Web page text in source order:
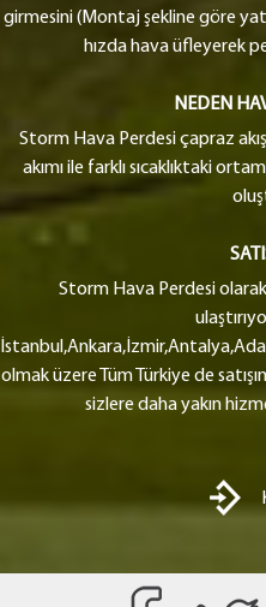
girmesini (Montaj şekline göre
hızda hava üfleyerek
NEDEN
Storm Hava Perdesi çapraz
akımı ile farklı sıcaklıktaki
Storm Hava Perdesi
olmak üzere Tüm Türkiye de
sizlere daha yakın